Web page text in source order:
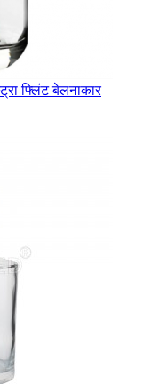
फ्लिंट बेलनाकार